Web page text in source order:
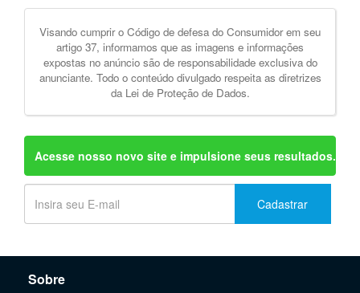
Visando cumprir o Código de defesa do Consumidor em seu
artigo 37, informamos que as imagens e informações
expostas no anúncio são de responsabilidade exclusiva do
anunciante. Todo o conteúdo divulgado respeita as diretrizes
da Lei de Proteção de Dados.
Acesse nosso novo site e impulsione seus resultados.
Cadastrar
Sobre